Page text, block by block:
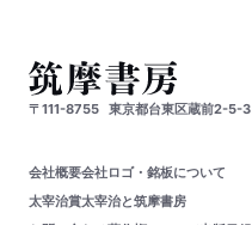
〒111-8755 東京都台東区蔵前2-5-3
会社概要会社ロゴ・銘板について
太宰治賞太宰治と筑摩書房